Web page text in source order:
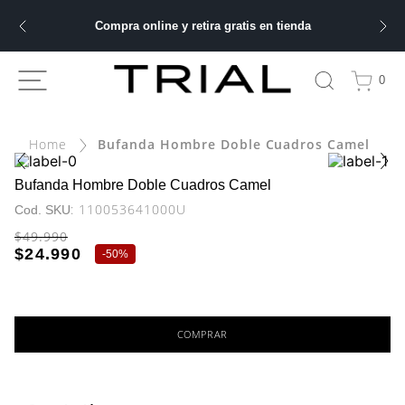
Compra online y retira gratis en tienda
0
Bufanda Hombre Doble Cuadros Camel
Bufanda Hombre Doble Cuadros Camel
: 110053641000U
$49.990
$24.990 -50%
COMPRAR
BUSCADOS